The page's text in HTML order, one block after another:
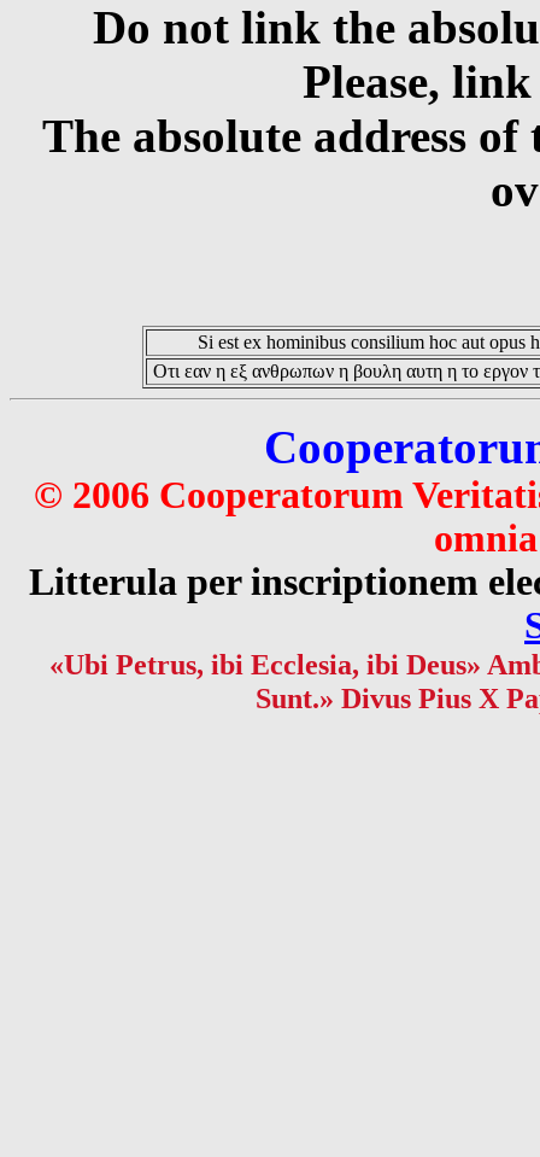
Do not link the
Please,
The absolute address
Si est ex hominibus consilium hoc aut opus
Οτι εαν η εξ ανθρωπων η βουλη αυτη η το εργον
© 2006 Cooperatorum
Litterula per inscriptionem
«Ubi Petrus, ibi Ecclesia, ibi Deus»
Sunt.» Divus Pius X